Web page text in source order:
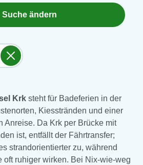
Suche ändern
Krk steht für Badeferien in der
Kiesstränden und einer
Anreise. Da Krk per Brücke mit
ist, entfällt der Fährtransfer;
strandorientierter zu, während
oft ruhiger wirken. Bei Nix-wie-weg